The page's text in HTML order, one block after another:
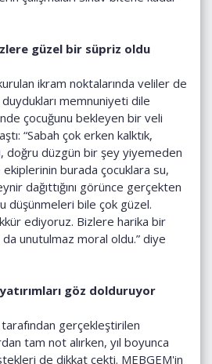
güzel bir süpriz oldu
ikram noktalarında veliler de
memnuniyeti dile
çocuğunu bekleyen bir veli
“Sabah çok erken kalktık,
doğru düzgün bir şey yiyemeden
ekiplerinin burada çocuklara su,
dağıttığını görünce gerçekten
düşünmeleri bile çok güzel.
ediyoruz. Bizlere harika bir
da unutulmaz moral oldu.” diye
göz dolduruyor
gerçekleştirilen
tam not alırken, yıl boyunca
de dikkat çekti. MEBGEM'in